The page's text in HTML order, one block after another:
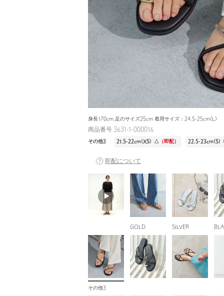
身長170cm.足のサイズ25cm 着用サイズ：24.5-25cm(L)
商品番号 3631-1-000016
その他3 21.5-22cm(XS) △ （即配） 22.5-23cm(S)
即配について
GOLD SILVER
その他3